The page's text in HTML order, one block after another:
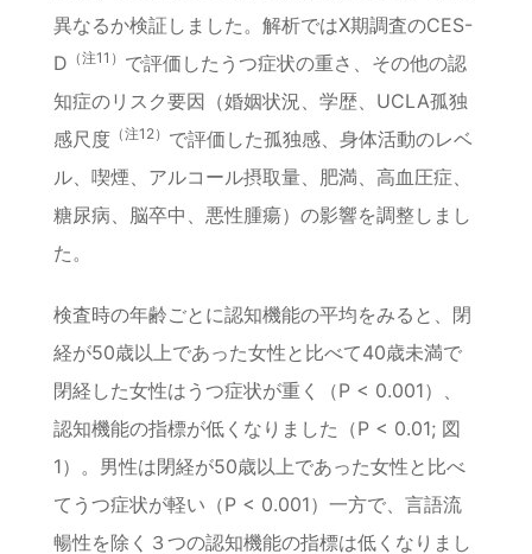
異なるか検証しました。解析ではX期調査のCES-
D （注11） で評価したうつ症状の重さ、その他の認
知症のリスク要因（婚姻状況、学歴、UCLA孤独
感尺度 （注12） で評価した孤独感、身体活動のレベ
ル、喫煙、アルコール摂取量、肥満、高血圧症、
糖尿病、脳卒中、悪性腫瘍）の影響を調整しまし
た。
検査時の年齢ごとに認知機能の平均をみると、閉
経が50歳以上であった女性と比べて40歳未満で
閉経した女性はうつ症状が重く（P < 0.001）、
認知機能の指標が低くなりました（P < 0.01; 図
1）。男性は閉経が50歳以上であった女性と比べ
てうつ症状が軽い（P < 0.001）一方で、言語流
暢性を除く３つの認知機能の指標は低くなりまし